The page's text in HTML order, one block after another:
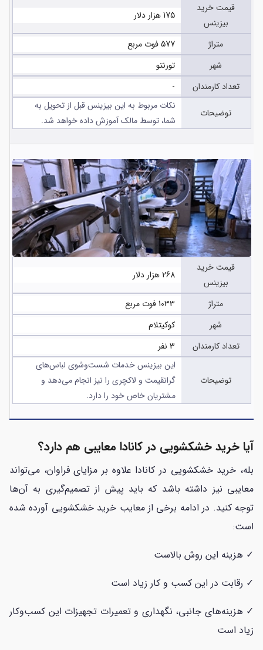
قیمت خرید
بیزینس
175 هزار دلار
متراژ
577 فوت مربع
شهر
تورنتو
تعداد کارمندان
-
توضیحات
نکات مربوط به این بیزینس قبل از تحویل به
شما، توسط مالک آموزش داده خواهد شد.
قیمت خرید
بیزینس
268 هزار دلار
متراژ
1033 فوت مربع
شهر
کوکیتلام
تعداد کارمندان
3 نفر
توضیحات
این بیزینس خدمات شست‌وشوی لباس‌های
گرانقیمت و لاکچری را نیز انجام می‌دهد و
مشتریان خاص خود را دارد.
آیا خرید خشکشویی در کانادا معایبی هم دارد؟
بله، خرید خشکشویی در کانادا علاوه بر مزایای فراوان، می‌تواند
معایبی نیز داشته باشد که باید پیش از تصمیم‌گیری به آن‌ها
توجه کنید. در ادامه برخی از معایب خرید خشکشویی آورده شده
است:
✓ هزینه این روش بالاست
✓ رقابت در این کسب و کار زیاد است
✓ هزینه‌های جانبی، نگهداری و تعمیرات تجهیزات این کسب‌وکار
زیاد است